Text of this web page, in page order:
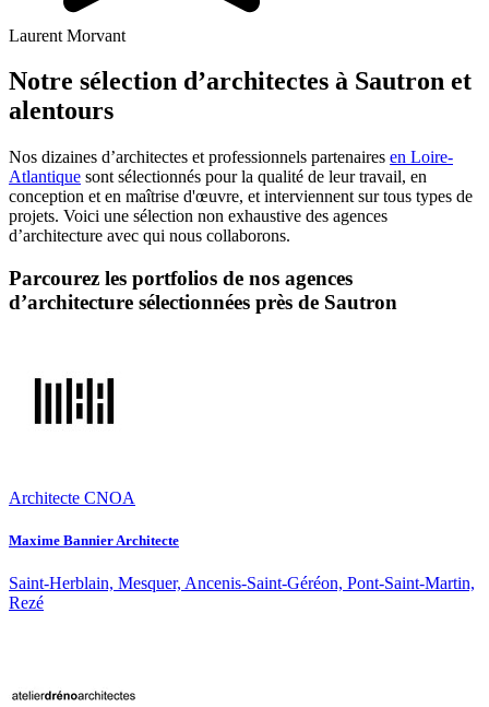
Laurent Morvant
Notre sélection d’architectes à Sautron et
alentours
Nos dizaines d’architectes et professionnels partenaires en Loire-
Atlantique sont sélectionnés pour la qualité de leur travail, en
conception et en maîtrise d'œuvre, et interviennent sur tous types de
projets. Voici une sélection non exhaustive des agences
d’architecture avec qui nous collaborons.
Parcourez les portfolios de nos agences
d’architecture sélectionnées près de Sautron
Architecte CNOA
Maxime Bannier Architecte
Saint-Herblain, Mesquer, Ancenis-Saint-Géréon, Pont-Saint-Martin,
Rezé